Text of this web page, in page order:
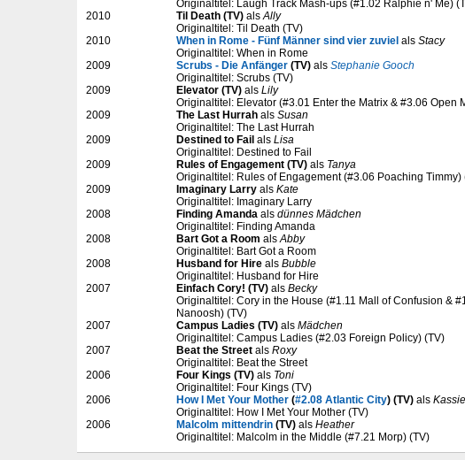
Originaltitel: Laugh Track Mash-ups (#1.02 Ralphie n' Me)
2010
Til Death (TV) alsAlly
Originaltitel: Til Death (TV)
2010
When in Rome - Fünf Männer sind vier zuviel als Stacy
Originaltitel: When in Rome
2009
Scrubs - Die Anfänger (TV) als Stephanie Gooch
Originaltitel: Scrubs (TV)
2009
Elevator (TV) als Lily
Originaltitel: Elevator (#3.01 Enter the Matrix & #3.06 Open
2009
The Last Hurrah als Susan
Originaltitel: The Last Hurrah
2009
Destined to Fail als Lisa
Originaltitel: Destined to Fail
2009
Rules of Engagement (TV) als Tanya
Originaltitel: Rules of Engagement (#3.06 Poaching Timmy)
2009
Imaginary Larry als Kate
Originaltitel: Imaginary Larry
2008
Finding Amanda als dünnes Mädchen
Originaltitel: Finding Amanda
2008
Bart Got a Room alsAbby
Originaltitel: Bart Got a Room
2008
Husband for Hire als Bubble
Originaltitel: Husband for Hire
2007
Einfach Cory! (TV) als Becky
Originaltitel: Cory in the House (#1.11 Mall of Confusion &
Nanoosh) (TV)
2007
Campus Ladies (TV) als Mädchen
Originaltitel: Campus Ladies (#2.03 Foreign Policy) (TV)
2007
Beat the Street als Roxy
Originaltitel: Beat the Street
2006
Four Kings (TV) als Toni
Originaltitel: Four Kings (TV)
2006
How I Met Your Mother (#2.08 Atlantic City) (TV) als
Originaltitel: How I Met Your Mother (TV)
2006
Malcolm mittendrin (TV) als Heather
Originaltitel: Malcolm in the Middle (#7.21 Morp) (TV)